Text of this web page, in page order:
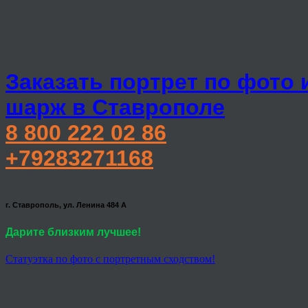
Заказать портрет по фото
шарж в Ставрополе
8 800 222 02 86
+79283271168
г. Ставрополь, ул. Ленина 484 А
Дарите близким лучшее!
Статуэтка по фото с портретным сходством!